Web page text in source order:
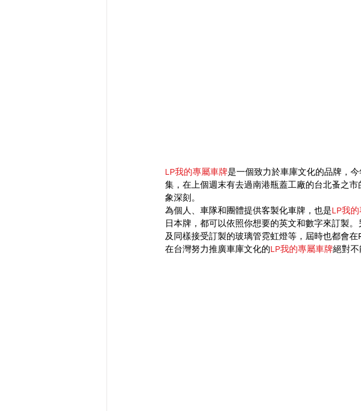
LP我的專屬車牌是一個致力於車庫文化的品牌，
集，在上個週末有去過南港瓶蓋工廠的台北蚤之
象深刻。
為個人、車隊和團體提供客製化車牌，也是LP我
日本牌，都可以依照你想要的英文和數字來訂製
及同樣接受訂製的玻璃管霓虹燈等，屆時也都會在
在台灣努力推廣車庫文化的LP我的專屬車牌絕對不